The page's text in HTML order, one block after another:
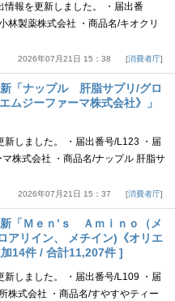
情報を更新しました。 ・届出番
林製薬株式会社 ・商品名/キオクリ
2026年07月21日 15：38 消費者庁
「ナップル 肝脂サプリ/グロ
ムジーファーマ株式会社》」
しました。 ・届出番号/L123 ・届
株式会社 ・商品名/ナップル 肝脂サ
2026年07月21日 15：37 消費者庁
「Ｍｅｎ’ｓ Ａｍｉｎｏ（メ
アリイン、 メチイン)《オリエ
14件 / 合計11,207件 ]
しました。 ・届出番号/L109 ・届
株式会社 ・商品名/すやすやティー